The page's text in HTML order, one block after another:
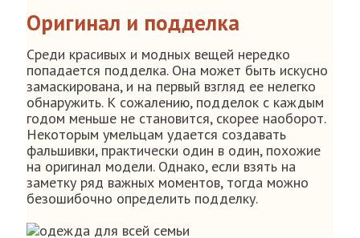
Оригинал и подделка
Среди красивых и модных вещей нередко
попадается подделка. Она может быть искусно
замаскирована, и на первый взгляд ее нелегко
обнаружить. К сожалению, подделок с каждым
годом меньше не становится, скорее наоборот.
Некоторым умельцам удается создавать
фальшивки, практически один в один, похожие
на оригинал модели. Однако, если взять на
заметку ряд важных моментов, тогда можно
безошибочно определить подделку.